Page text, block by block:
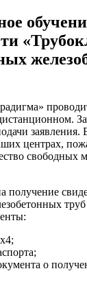
заявления.
центрах,
свободных
получение
труб
о